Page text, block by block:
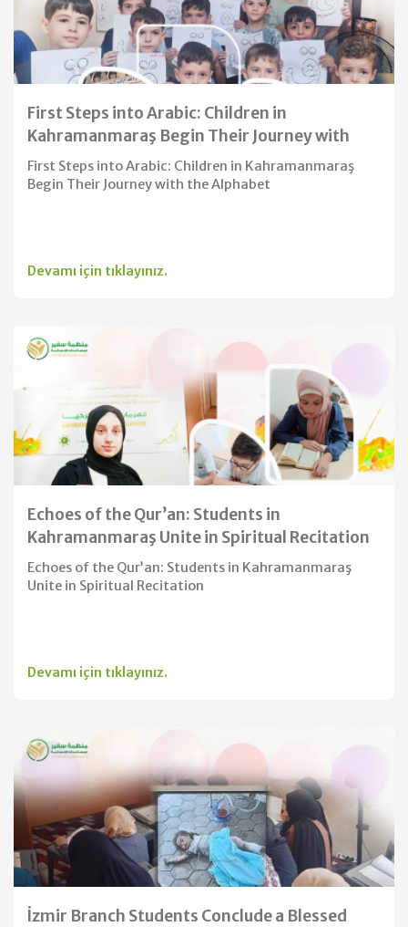
First Steps into Arabic: Children in
Kahramanmaraş Begin Their Journey with
the Alphabet
First Steps into Arabic: Children in Kahramanmaraş
Begin Their Journey with the Alphabet
Devamı için tıklayınız.
Echoes of the Qur’an: Students in
Kahramanmaraş Unite in Spiritual Recitation
Echoes of the Qur’an: Students in Kahramanmaraş
Unite in Spiritual Recitation
Devamı için tıklayınız.
İzmir Branch Students Conclude a Blessed